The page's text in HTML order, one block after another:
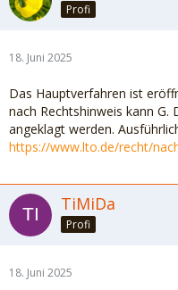
Profi
18. Juni 2025
Das Hauptverfahren ist
nach Rechtshinweis kann
angeklagt werden.
https://www.lto.de/recht/
TiMiDa
Profi
18. Juni 2025